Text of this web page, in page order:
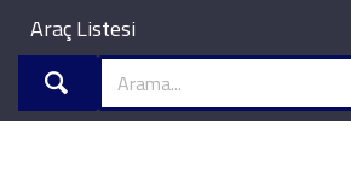
Araç Listesi